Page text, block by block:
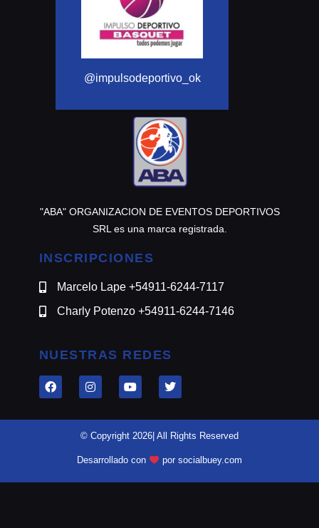
@impulsodeportivo_ok
"ABA" ORGANIZACION DE EVENTOS DEPORTIVOS
SRL es una marca registrada.
INSCRIPCIONES
Marcelo Lape +54911-6244-7117
Charly Potenzo +54911-6244-7146
NUESTRAS REDES
© Copyright 2026| All Rights Reserved
Desarrollado con por socialbuey.com